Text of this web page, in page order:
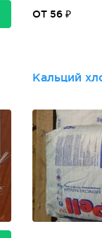
ОТ 56 ₽
Кальций